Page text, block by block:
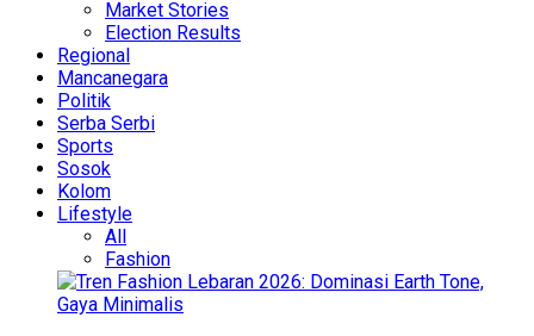
Market Stories
Election Results
Regional
Mancanegara
Politik
Serba Serbi
Sports
Sosok
Kolom
Lifestyle
All
Fashion